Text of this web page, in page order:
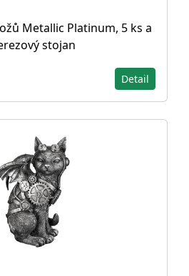
Metallic Platinum, 5 ks a
stojan
Detail